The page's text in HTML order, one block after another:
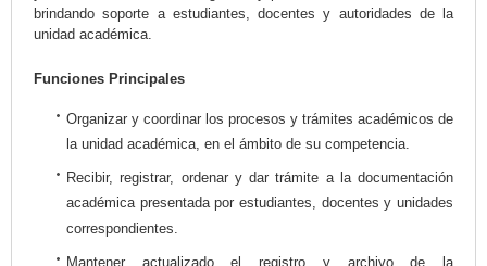
brindando soporte a estudiantes, docentes y autoridades de la
unidad académica.
Funciones Principales
Organizar y coordinar los procesos y trámites académicos de
la unidad académica, en el ámbito de su competencia.
Recibir, registrar, ordenar y dar trámite a la documentación
académica presentada por estudiantes, docentes y unidades
correspondientes.
Mantener actualizado el registro y archivo de la